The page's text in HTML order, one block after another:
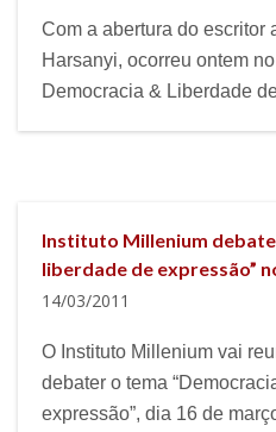
Com a abertura do escritor
Harsanyi, ocorreu ontem
Democracia & Liberdade
Instituto Millenium debate
liberdade de expressão”
14/03/2011
O Instituto Millenium vai
debater o tema
expressão”, dia 16 de